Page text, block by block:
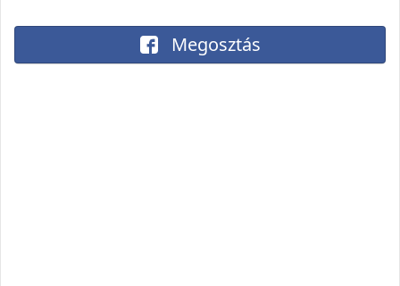
Megosztás